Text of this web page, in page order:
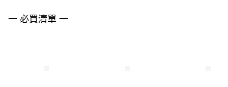
４．使用「AFTEE先享後付」時，將依據個別帳號之用戶狀況，依本公司即
一 必買清單 一